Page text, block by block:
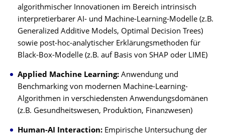
algorithmischer Innovationen im Bereich intrinsisch
interpretierbarer AI- und Machine-Learning-Modelle (z.B.
Generalized Additive Models, Optimal Decision Trees)
sowie post-hoc-analytischer Erklärungsmethoden für
Black-Box-Modelle (z.B. auf Basis von SHAP oder LIME)
Applied Machine Learning: Anwendung und
Benchmarking von modernen Machine-Learning-
Algorithmen in verschiedensten Anwendungsdomänen
(z.B. Gesundheitswesen, Produktion, Finanzwesen)
Human-AI Interaction: Empirische Untersuchung der